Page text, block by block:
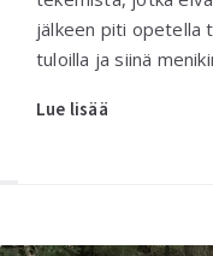
jälkeen piti opetella
tuloilla ja siinä
Lue lisää